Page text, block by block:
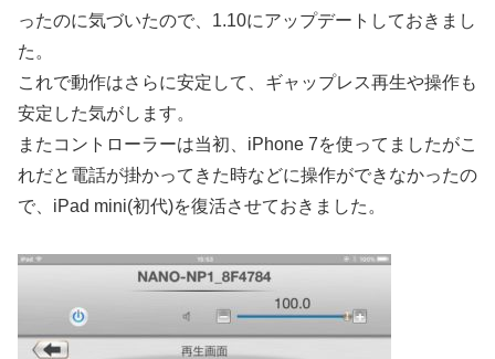
ったのに気づいたので、1.10にアップデートしておきまし
た。
これで動作はさらに安定して、ギャップレス再生や操作も
安定した気がします。
またコントローラーは当初、iPhone 7を使ってましたがこ
れだと電話が掛かってきた時などに操作ができなかったの
で、iPad mini(初代)を復活させておきました。